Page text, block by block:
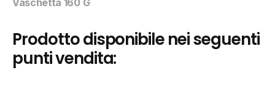
Vaschetta 160 G
Prodotto disponibile nei seguenti
punti vendita: